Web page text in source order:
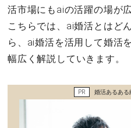
グルメ
趣味・旅行
不倫・だめ男
活市場にもaiの活躍の場が
こちらでは、ai婚活とはど
ら、ai婚活を活用して婚活
幅広く解説していきます。
PR 婚活あるある